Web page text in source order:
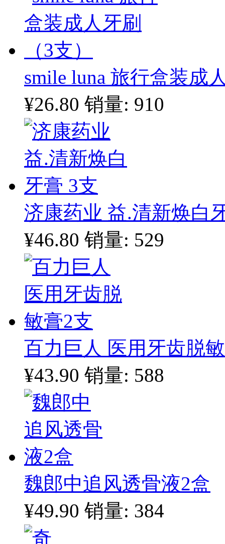
smile luna 旅行盒装成
¥26.80 销量: 910
济康药业 益.清新焕白
¥46.80 销量: 529
百力巨人 医用牙齿脱
¥43.90 销量: 588
魏郎中追风透骨液2盒
¥49.90 销量: 384